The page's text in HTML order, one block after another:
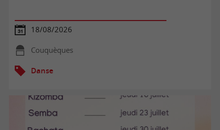
18/08/2026
Couquèques
Danse